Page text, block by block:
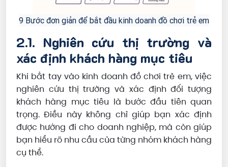
9 Bước đơn giản để bắt đầu kinh doanh đồ chơi trẻ em
2.1. Nghiên cứu thị trường và
xác định khách hàng mục tiêu
Khi bắt tay vào kinh doanh đồ chơi trẻ em, việc
nghiên cứu thị trường và xác định đối tượng
khách hàng mục tiêu là bước đầu tiên quan
trọng. Điều này không chỉ giúp bạn xác định
được hướng đi cho doanh nghiệp, mà còn giúp
bạn hiểu rõ nhu cầu của từng nhóm khách hàng
cụ thể.